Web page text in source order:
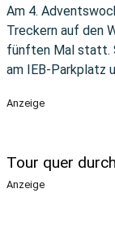
Am 4.
Treckern auf den
fünften Mal statt.
am IEB-Parkplatz
Anzeige
Tour quer
Anzeige